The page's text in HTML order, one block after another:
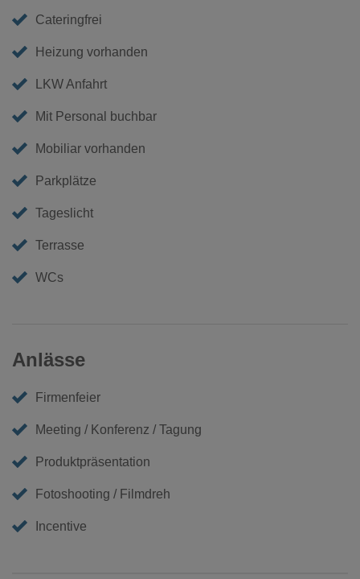
Cateringfrei
Heizung vorhanden
LKW Anfahrt
Mit Personal buchbar
Mobiliar vorhanden
Parkplätze
Tageslicht
Terrasse
WCs
Anlässe
Firmenfeier
Meeting / Konferenz / Tagung
Produktpräsentation
Fotoshooting / Filmdreh
Incentive